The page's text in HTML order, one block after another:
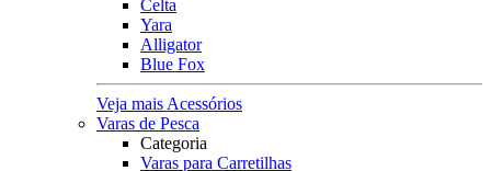
Celta
Yara
Alligator
Blue Fox
Veja mais Acessórios
Varas de Pesca
Categoria
Varas para Carretilhas